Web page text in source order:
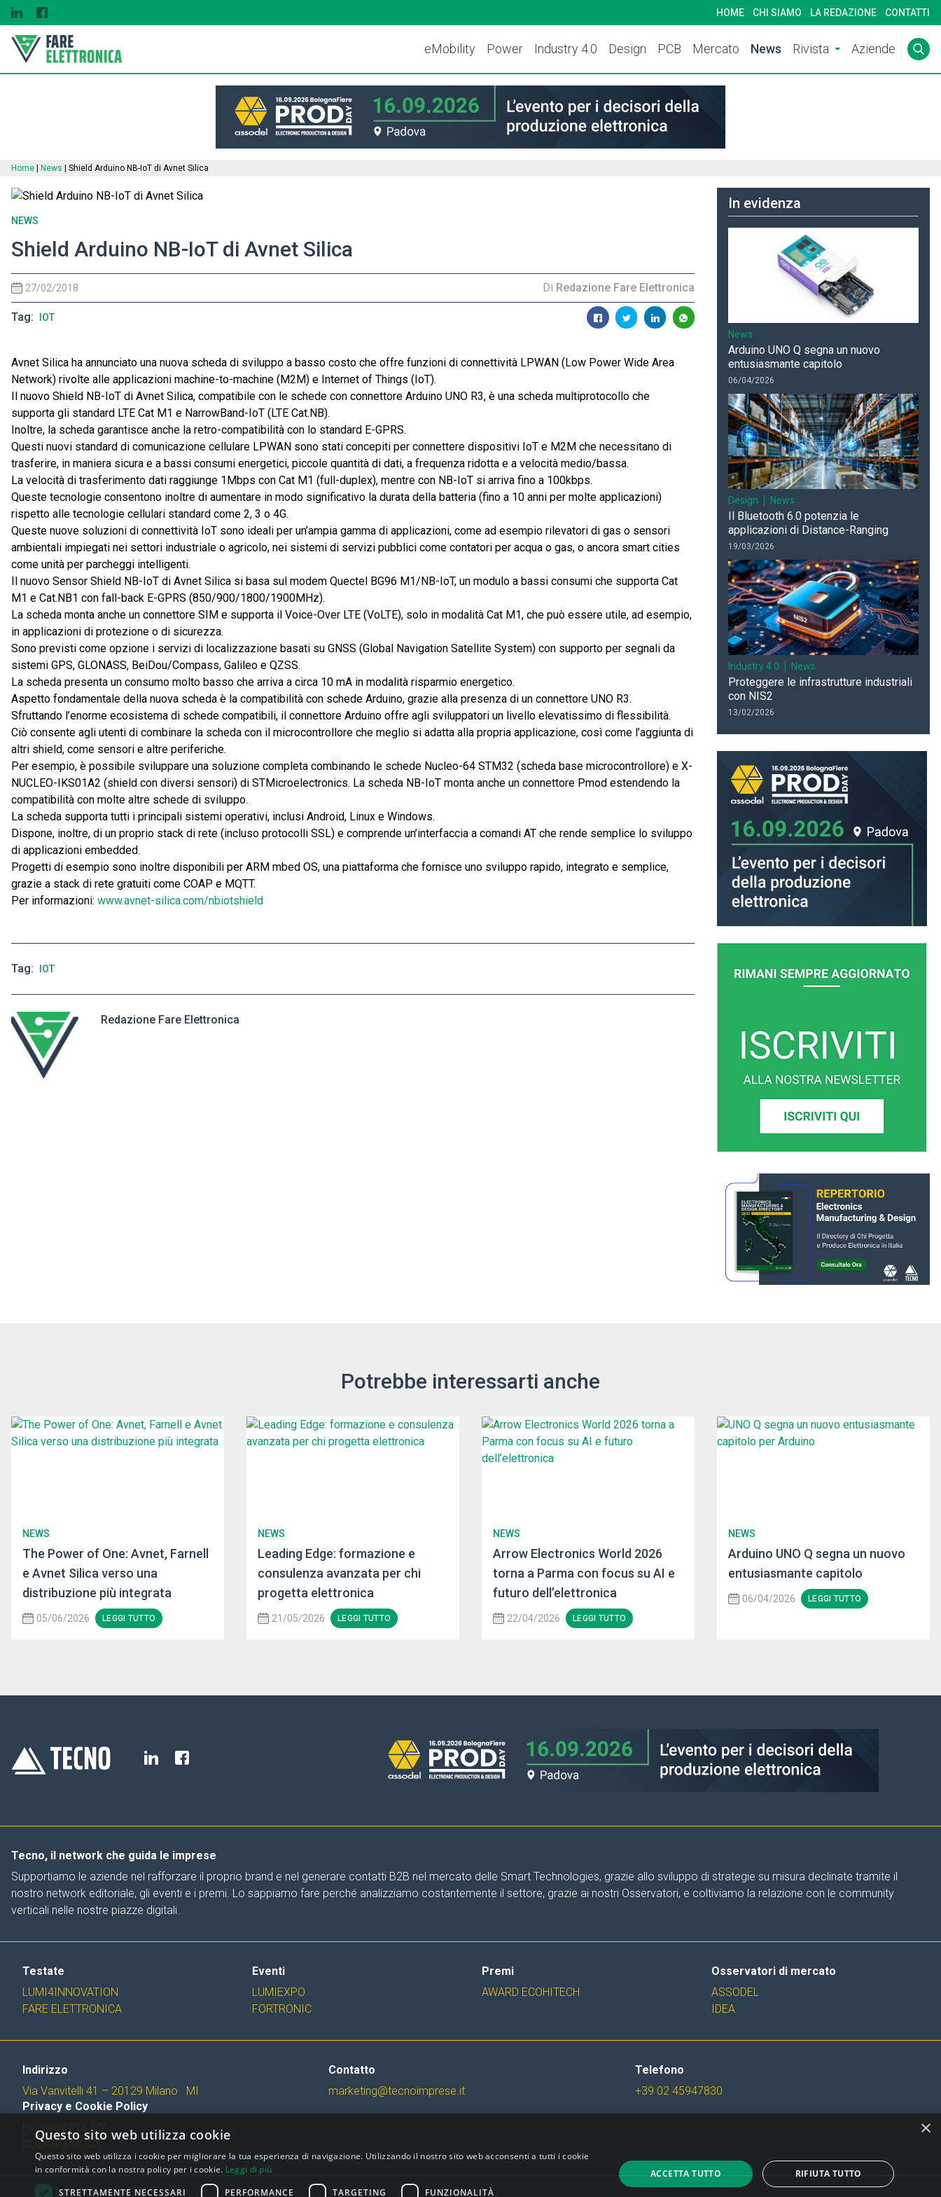
HOME CHI SIAMO LA REDAZIONE CONTATTI
eMobility Power Industry 4.0 Design PCB Mercato News Rivista Aziende
Home News Shield Arduino NB-IoT di Avnet Silica
NEWS
Shield Arduino NB-IoT di Avnet Silica
27/02/2018 Di Redazione Fare Elettronica
Tag IOT
Avnet Silica ha annunciato una nuova scheda di sviluppo a basso costo che offre funzioni di connettività LPWAN (Low Power Wide Area
Network) rivolte alle applicazioni machine-to-machine (M2M) e Internet of Things (IoT).
Il nuovo Shield NB-IoT di Avnet Silica, compatibile con le schede con connettore Arduino UNO R3, è una scheda multiprotocollo che
supporta gli standard LTE Cat M1 e NarrowBand-IoT (LTE Cat.NB).
Inoltre, la scheda garantisce anche la retro-compatibilità con lo standard E-GPRS.
Questi nuovi standard di comunicazione cellulare LPWAN sono stati concepiti per connettere dispositivi IoT e M2M che necessitano di
trasferire, in maniera sicura e a bassi consumi energetici, piccole quantità di dati, a frequenza ridotta e a velocità medio/bassa.
La velocità di trasferimento dati raggiunge 1Mbps con Cat M1 (full-duplex), mentre con NB-IoT si arriva fino a 100kbps.
Queste tecnologie consentono inoltre di aumentare in modo significativo la durata della batteria (fino a 10 anni per molte applicazioni)
rispetto alle tecnologie cellulari standard come 2, 3 o 4G.
Queste nuove soluzioni di connettività IoT sono ideali per ​​un’ampia gamma di applicazioni, come ad esempio rilevatori di gas o sensori
ambientali impiegati nei settori industriale o agricolo, nei sistemi di servizi pubblici come contatori per acqua o gas, o ancora smart cities
come unità per parcheggi intelligenti.
Il nuovo Sensor Shield NB-IoT di Avnet Silica si basa sul modem Quectel BG96 M1/​​NB-IoT, un modulo a bassi consumi che supporta Cat
M1 e Cat.NB1 con fall-back E-GPRS (850/900/1800/1900MHz).
La scheda monta anche un connettore SIM e supporta il Voice-Over LTE (VoLTE), solo in modalità Cat M1, che può essere utile, ad esempio,
in applicazioni di protezione o di sicurezza.
Sono previsti come opzione i servizi di localizzazione basati su GNSS (Global Navigation Satellite System) con supporto per segnali da
sistemi GPS, GLONASS, BeiDou/Compass, Galileo e QZSS.
La scheda presenta un consumo molto basso che arriva a circa 10 mA in modalità risparmio energetico.
Aspetto fondamentale della nuova scheda è la compatibilità con schede Arduino, grazie alla presenza di un connettore UNO R3.
Sfruttando l’enorme ecosistema di schede compatibili, il connettore Arduino offre agli sviluppatori un livello elevatissimo di flessibilità.
Ciò consente agli utenti di combinare la scheda con il microcontrollore che meglio si adatta alla propria applicazione, così come l’aggiunta di
altri shield, come sensori e altre periferiche.
Per esempio, è possibile sviluppare una soluzione completa combinando le schede Nucleo-64 STM32 (scheda base microcontrollore) e X-
NUCLEO-IKS01A2 (shield con diversi sensori) di STMicroelectronics. La scheda NB-IoT monta anche un connettore Pmod estendendo la
compatibilità con molte altre schede di sviluppo.
La scheda supporta tutti i principali sistemi operativi, inclusi Android, Linux e Windows.
Dispone, inoltre, di un proprio stack di rete (incluso protocolli SSL) e comprende un’interfaccia a comandi AT che rende semplice lo sviluppo
di applicazioni embedded.
Progetti di esempio sono inoltre disponibili per ARM mbed OS, una piattaforma che fornisce uno sviluppo rapido, integrato e semplice,
grazie a stack di rete gratuiti come COAP e MQTT.
Per informazioni: www.avnet-silica.com/nbiotshield
Tag IOT
Redazione Fare Elettronica
In evidenza
News
Arduino UNO Q segna un nuovo
entusiasmante capitolo
06/04/2026
Design News
Il Bluetooth 6.0 potenzia le
applicazioni di Distance-Ranging
19/03/2026
Industry 4.0 News
Proteggere le infrastrutture industriali
con NIS2
13/02/2026
Potrebbe interessarti anche
NEWS
The Power of One: Avnet, Farnell
e Avnet Silica verso una
distribuzione più integrata
05/06/2026 LEGGI TUTTO
NEWS
Leading Edge: formazione e
consulenza avanzata per chi
progetta elettronica
21/05/2026 LEGGI TUTTO
NEWS
Arrow Electronics World 2026
torna a Parma con focus su AI e
futuro dell’elettronica
22/04/2026 LEGGI TUTTO
NEWS
Arduino UNO Q segna un nuovo
entusiasmante capitolo
06/04/2026 LEGGI TUTTO
Tecno, il network che guida le imprese
Supportiamo le aziende nel rafforzare il proprio brand e nel generare contatti B2B nel mercato delle Smart Technologies, grazie allo sviluppo di strategie su misura declinate tramite il
nostro network editoriale, gli eventi e i premi. Lo sappiamo fare perché analizziamo costantemente il settore, grazie ai nostri Osservatori, e coltiviamo la relazione con le community
verticali nelle nostre piazze digitali.
Testate
LUMI4INNOVATION
FARE ELETTRONICA
Eventi
LUMIEXPO
FORTRONIC
Premi
AWARD ECOHITECH
Osservatori di mercato
ASSODEL
IDEA
Indirizzo
Via Vanvitelli 41 – 20129 Milano MI
Privacy e Cookie Policy
PRIVACY POLICY
COOKIE POLICY
Contatto
marketing@tecnoimprese.it
Telefono
+39 02 45947830
×
Questo sito web utilizza cookie
Questo sito web utilizza i cookie per migliorare la tua esperienza di navigazione. Utilizzando il nostro sito web acconsenti a tutti i cookie
in conformità con la nostra policy per i cookie. Leggi di più
STRETTAMENTE NECESSARI
PERFORMANCE TARGETING FUNZIONALITÀ
ACCETTA TUTTO RIFIUTA TUTTO